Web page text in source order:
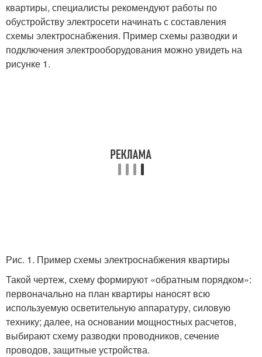
квартиры, специалисты рекомендуют работы по
обустройству электросети начинать с составления
схемы электроснабжения. Пример схемы разводки и
подключения электрооборудования можно увидеть на
рисунке 1.
Рис. 1. Пример схемы электроснабжения квартиры
Такой чертеж, схему формируют «обратным порядком»:
первоначально на план квартиры наносят всю
используемую осветительную аппаратуру, силовую
технику; далее, на основании мощностных расчетов,
выбирают схему разводки проводников, сечение
проводов, защитные устройства.